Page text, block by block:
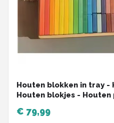
Houten blokken in tray
Houten blokjes - Houten
Regenboogkleuren - 50
tray - 35 cm x 27 cm -
€ 79,99